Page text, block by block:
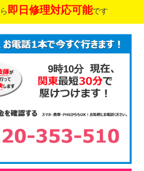
即日修理対応可能です
9時10分